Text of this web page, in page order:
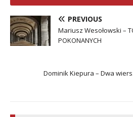
PREVIOUS
Mariusz Wesołowski –
POKONANYCH
Dominik Kiepura – Dwa